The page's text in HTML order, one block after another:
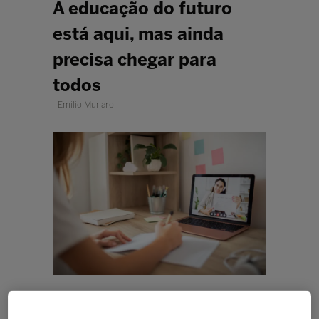
A educação do futuro
está aqui, mas ainda
precisa chegar para
todos
Emilio Munaro